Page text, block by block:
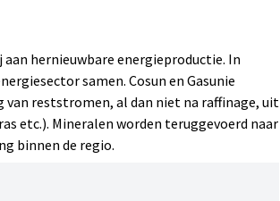
hernieuwbare energieproductie. In
samen. Cosun en Gasunie
reststromen, al dan niet na raffinage, uit
etc.). Mineralen worden teruggevoerd naar
binnen de regio.